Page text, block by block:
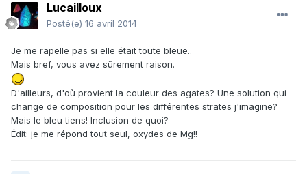
Lucailloux
Posté(e) 16 avril 2014
Je me rapelle pas si elle était toute bleue..
Mais bref, vous avez sûrement raison.
D'ailleurs, d'où provient la couleur des agates? Une solution qui
change de composition pour les différentes strates j'imagine?
Mais le bleu tiens! Inclusion de quoi?
Édit: je me répond tout seul, oxydes de Mg!!